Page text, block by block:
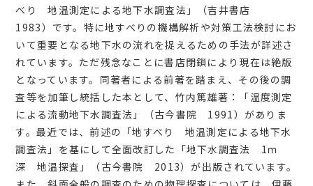
べり 地温測定による地下水調査法」（吉井書店
1983）です。特に地すべりの機構解析や対策工法検討にお
いて重要となる地下水の流れを捉えるための手法が詳述さ
れています。ただ残念なことに書店閉鎖により現在は絶版
となっています。同著者による前著を踏まえ、その後の調
査等を加筆し統括した本として、竹内篤雄著：「温度測定
による流動地下水調査法」（古今書院 1991）がありま
す。最近では、前述の「地すべり 地温測定による地下水
調査法」を基にして全面改訂した「地下水調査法 1ｍ
深 地温探査」（古今書院 2013）が出版されています。